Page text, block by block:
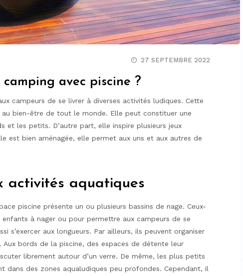
27 SEPTEMBRE 2022
avec piscine ?
campeurs de se livrer à diverses activités ludiques. Cette
bien-être de tout le monde. Elle peut constituer une
et les petits. D’autre part, elle inspire plusieurs jeux
est bien aménagée, elle permet aux uns et aux autres de
activités aquatiques
piscine présente un ou plusieurs bassins de nage. Ceux-
à nager ou pour permettre aux campeurs de se
s’exercer aux longueurs. Par ailleurs, ils peuvent organiser
bords de la piscine, des espaces de détente leur
librement autour d’un verre. De même, les plus petits
dans des zones aqualudiques peu profondes. Cependant, il